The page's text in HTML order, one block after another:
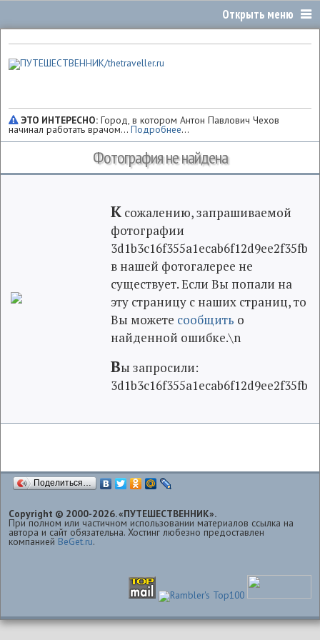
ЭТО ИНТЕРЕСНО: Город, в котором Антон Павлович Чехов
начинал работать врачом...Подробнее...
Фотография не найдена
К сожалению, запрашиваемой
фотографии
3d1b3c16f355a1ecab6f12d9ee2f35fb
в нашей фотогалерее не
существует. Если Вы попали на
эту страницу с наших страниц, то
Вы можете сообщить о
найденной ошибке.\n
Вы запросили:
3d1b3c16f355a1ecab6f12d9ee2f35fb
Поделиться…
Copyright © 2000-2026. «ПУТЕШЕСТВЕННИК».
При полном или частичном использовании материалов ссылка на
автора и сайт обязательна. Хостинг любезно предоставлен
компанией BeGet.ru.